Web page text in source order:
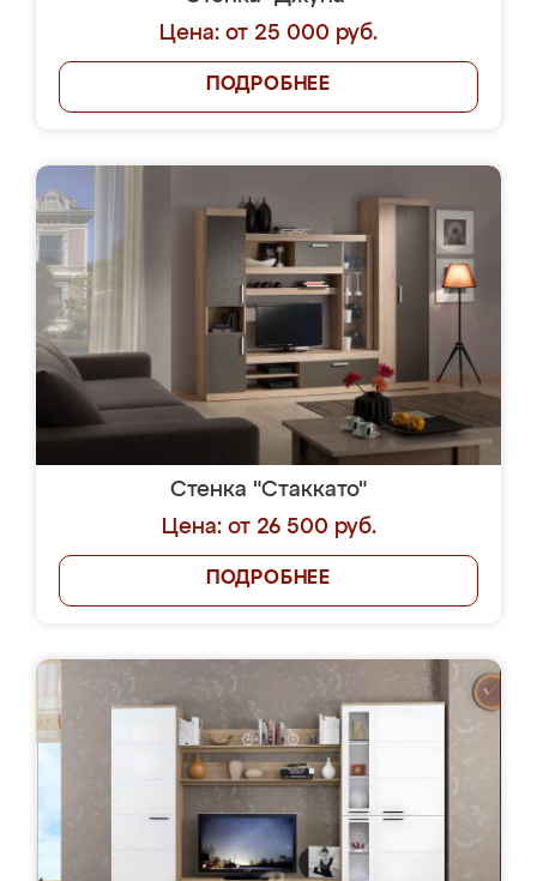
Цена: от 25 000 руб.
ПОДРОБНЕЕ
Стенка "Стаккато"
Цена: от 26 500 руб.
ПОДРОБНЕЕ